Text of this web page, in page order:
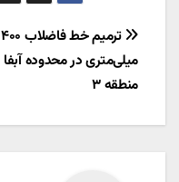
راهبری
نوشته
ترمیم خط فاضلاب ۴۰۰
میلی‌متری در محدوده آبفا
منطقه ۳